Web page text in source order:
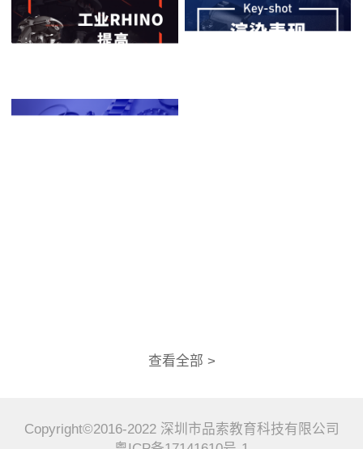
查看全部 >
Copyright©2016-2022 深圳市品索教育科技有限公司